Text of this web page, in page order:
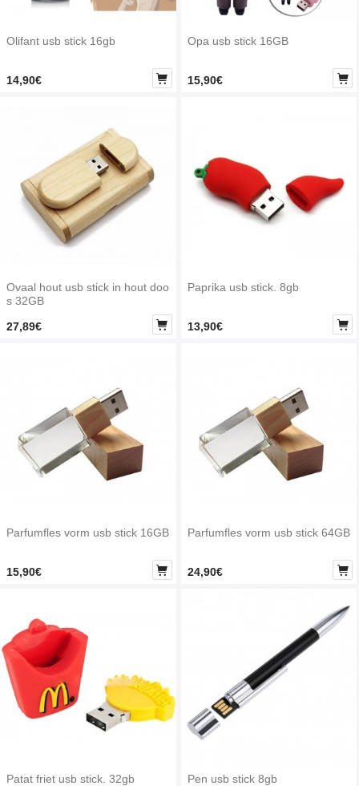
Olifant usb stick 16gb
14,90€ 
Opa usb stick 16GB
15,90€ 
Ovaal hout usb stick in hout doo
s 32GB
27,89€

Paprika usb stick. 8gb
13,90€ 
Parfumfles vorm usb stick 16GB
15,90€ 
Parfumfles vorm usb stick 64GB
24,90€ 
Patat friet usb stick. 32gb Pen usb stick 8gb